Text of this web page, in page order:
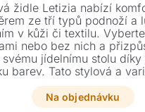
židle Letizia nabízí
ze tří typů podnoží a
v kůži či textilu.
nebo bez nich a
jídelnímu stolu díky
barev. Tato stylová a
vašemu interiéru eleganci i
pohodlí.
Na objednávku